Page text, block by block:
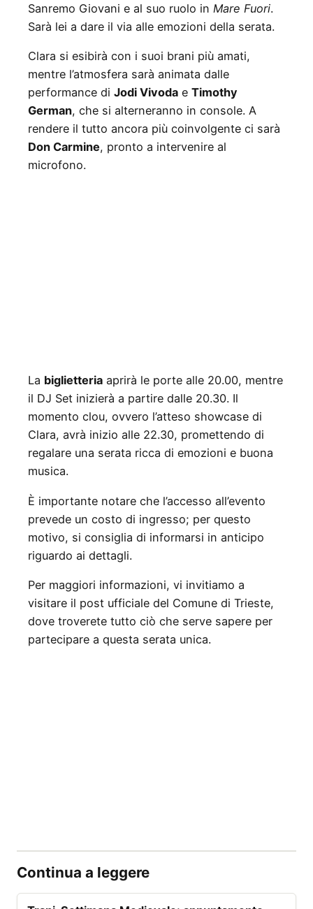
Sanremo Giovani e al suo ruolo in Mare Fuori.
Sarà lei a dare il via alle emozioni della serata.
Clara si esibirà con i suoi brani più amati,
mentre l’atmosfera sarà animata dalle
performance di Jodi Vivoda e Timothy
German, che si alterneranno in console. A
rendere il tutto ancora più coinvolgente ci sarà
Don Carmine, pronto a intervenire al
microfono.
La biglietteria aprirà le porte alle 20.00, mentre
il DJ Set inizierà a partire dalle 20.30. Il
momento clou, ovvero l’atteso showcase di
Clara, avrà inizio alle 22.30, promettendo di
regalare una serata ricca di emozioni e buona
musica.
È importante notare che l’accesso all’evento
prevede un costo di ingresso; per questo
motivo, si consiglia di informarsi in anticipo
riguardo ai dettagli.
Per maggiori informazioni, vi invitiamo a
visitare il post ufficiale del Comune di Trieste,
dove troverete tutto ciò che serve sapere per
partecipare a questa serata unica.
Continua a leggere
📰